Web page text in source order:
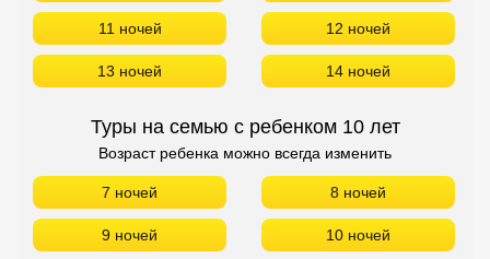
11 ночей 12 ночей
13 ночей 14 ночей
Туры на семью с ребенком 10 лет
Возраст ребенка можно всегда изменить
7 ночей 8 ночей
9 ночей 10 ночей